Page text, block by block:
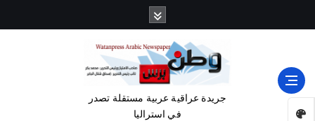
جريدة عراقية عربية مستقلة تصدر
في استراليا